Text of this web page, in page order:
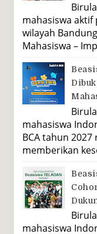
mahasiswa aktif
wilayah
Mahasiswa –
mahasiswa
BCA tahun
memberikan
mahasiswa